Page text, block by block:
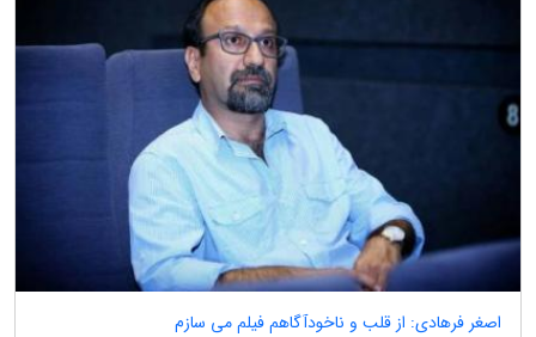
اصغر فرهادی: از قلب و ناخودآگاهم فیلم می سازم